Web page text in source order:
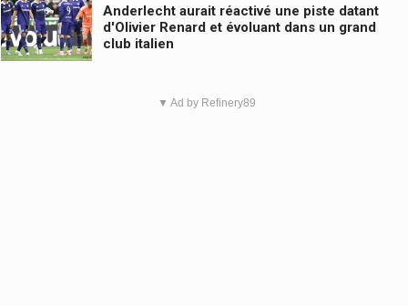
Anderlecht aurait réactivé une piste datant
d'Olivier Renard et évoluant dans un grand
club italien
▼ Ad by Refinery89